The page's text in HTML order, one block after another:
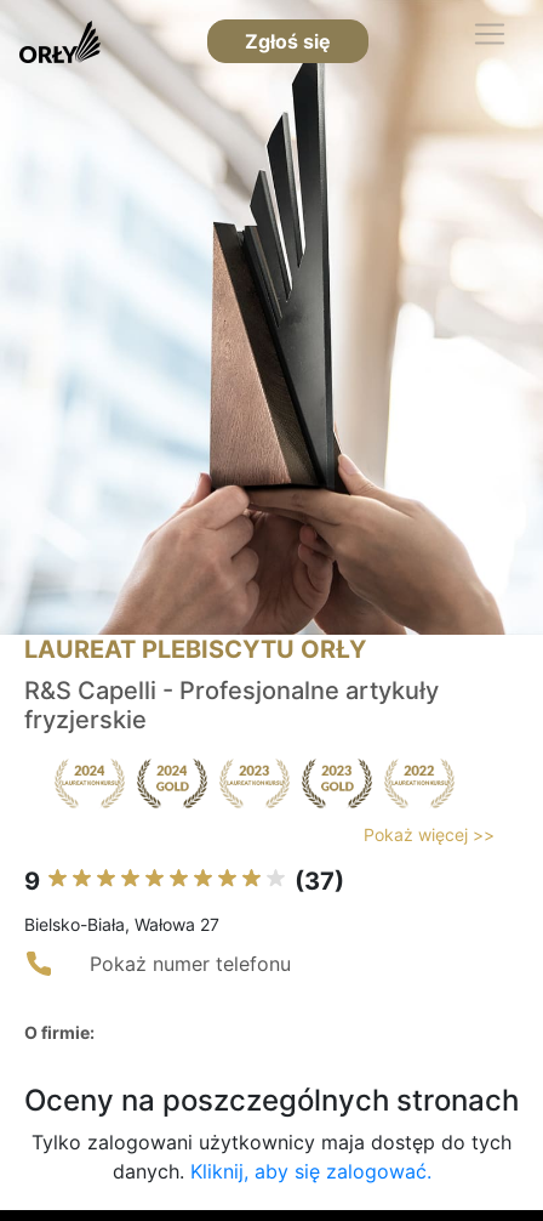
Zgłoś się
LAUREAT PLEBISCYTU ORŁY
R&S Capelli - Profesjonalne artykuły
fryzjerskie
Pokaż więcej >>
9 (37)
Bielsko-Biała, Wałowa 27
Pokaż numer telefonu
O firmie:
Oceny na poszczególnych stronach
Tylko zalogowani użytkownicy maja dostęp do tych
danych. Kliknij, aby się zalogować.